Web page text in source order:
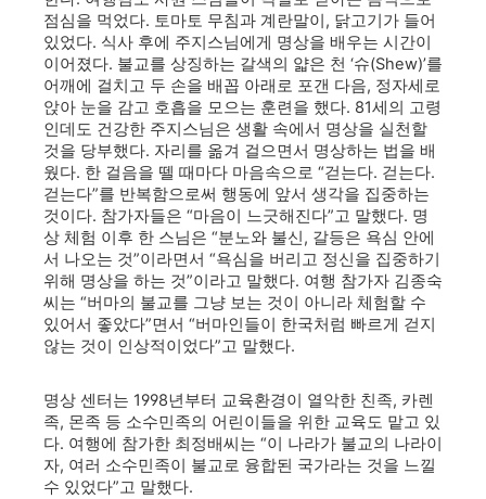
점심을 먹었다. 토마토 무침과 계란말이, 닭고기가 들어
있었다. 식사 후에 주지스님에게 명상을 배우는 시간이
이어졌다. 불교를 상징하는 갈색의 얇은 천 ‘슈(Shew)’를
어깨에 걸치고 두 손을 배꼽 아래로 포갠 다음, 정자세로
앉아 눈을 감고 호흡을 모으는 훈련을 했다. 81세의 고령
인데도 건강한 주지스님은 생활 속에서 명상을 실천할
것을 당부했다. 자리를 옮겨 걸으면서 명상하는 법을 배
웠다. 한 걸음을 뗄 때마다 마음속으로 “걷는다. 걷는다.
걷는다”를 반복함으로써 행동에 앞서 생각을 집중하는
것이다. 참가자들은 “마음이 느긋해진다”고 말했다. 명
상 체험 이후 한 스님은 “분노와 불신, 갈등은 욕심 안에
서 나오는 것”이라면서 “욕심을 버리고 정신을 집중하기
위해 명상을 하는 것”이라고 말했다. 여행 참가자 김종숙
씨는 “버마의 불교를 그냥 보는 것이 아니라 체험할 수
있어서 좋았다”면서 “버마인들이 한국처럼 빠르게 걷지
않는 것이 인상적이었다”고 말했다.
명상 센터는 1998년부터 교육환경이 열악한 친족, 카렌
족, 몬족 등 소수민족의 어린이들을 위한 교육도 맡고 있
다. 여행에 참가한 최정배씨는 “이 나라가 불교의 나라이
자, 여러 소수민족이 불교로 융합된 국가라는 것을 느낄
수 있었다”고 말했다.